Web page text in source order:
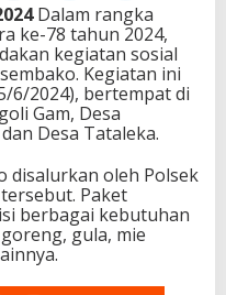
Dalam rangka
ke-78 tahun 2024,
kegiatan sosial
Kegiatan ini
6/2024), bertempat di
Gam, Desa
Desa Tataleka.
disalurkan oleh Polsek
Paket
berbagai kebutuhan
gula, mie